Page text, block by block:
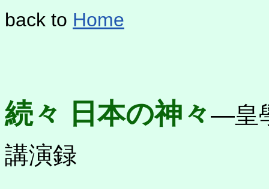
back to Home
続々 日本の神々―皇
講演録